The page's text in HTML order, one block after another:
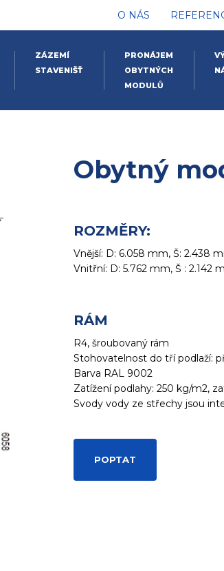
O NÁS
ZÁZEMÍ
STAVENIŠŤ
PRONÁJEM
OBYTNÝCH
MODULŮ
Obytný
ROZMĚRY:
Vnější: D: 6.058 mm, Š: 2.438
Vnitřní: D: 5.762 mm, Š : 2.142
RÁM
R4, šroubovaný rám
Stohovatelnost do tří podlaží:
Barva RAL 9002
Zatížení podlahy: 250 kg/m2,
Svody vody ze střechy jsou
POPTAT